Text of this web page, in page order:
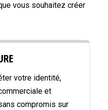
vous souhaitez créer
votre identité,
et
compromis sur